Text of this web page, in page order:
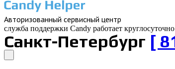
Авторизованный cервисный центр
служба поддержки Candy работает
Санкт-Петербург [